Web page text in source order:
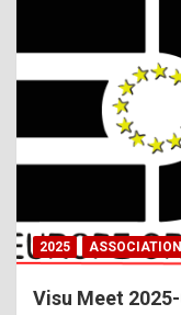
2025 ASSOCIATION
Visu Meet